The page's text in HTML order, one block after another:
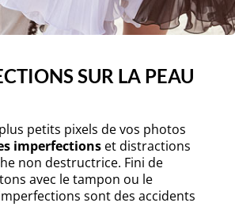
SUR LA PEAU
petits pixels de vos photos
imperfections et distractions
non destructrice. Fini de
avec le tampon ou le
sont des accidents